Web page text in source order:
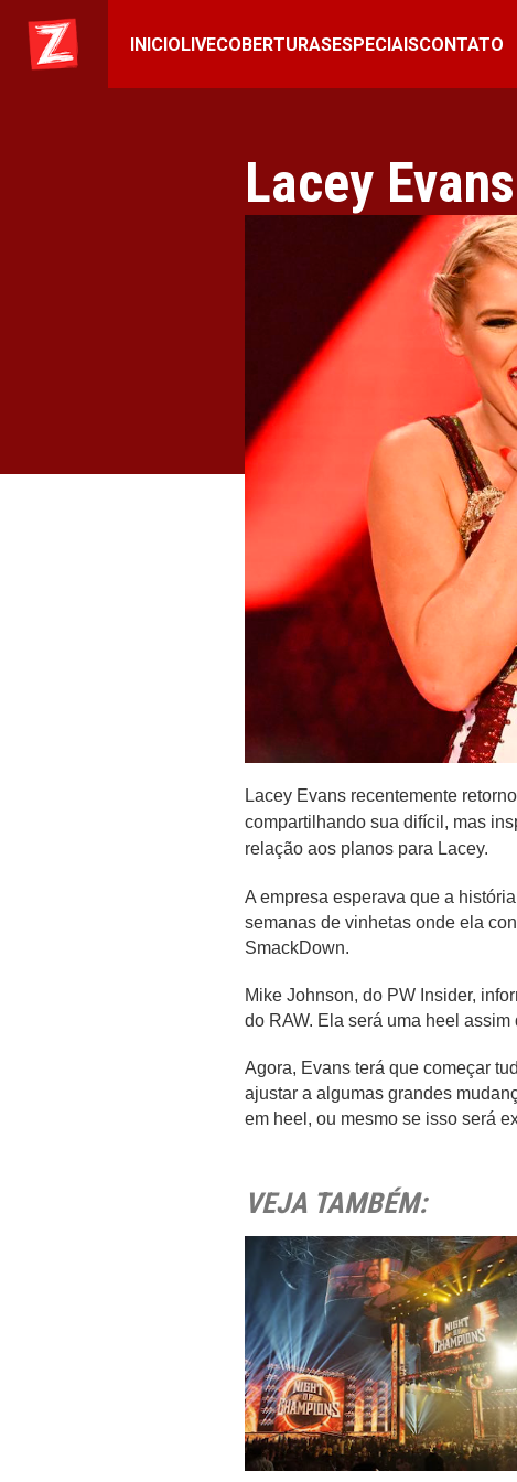
INICIOLIVECOBERTURASESPECIAISCONTATO
Lacey
Lacey Evans recentemente
compartilhando sua difícil, mas
relação aos planos para Lacey.
A empresa esperava que a
semanas de vinhetas onde ela
SmackDown.
Mike Johnson, do PW Insider,
do RAW. Ela será uma heel assim
Agora, Evans terá que começar
ajustar a algumas grandes
em heel, ou mesmo se isso será
VEJA TAMBÉM: